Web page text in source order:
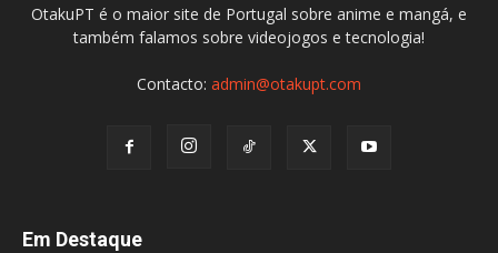
OtakuPT é o maior site de Portugal sobre anime e mangá, e
também falamos sobre videojogos e tecnologia!
Contacto: admin@otakupt.com
Em Destaque